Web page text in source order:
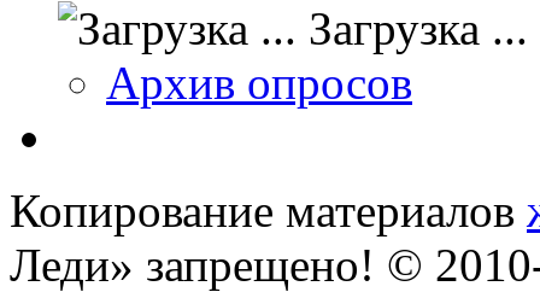
Загрузка ...
Архив опросов
Копирование материалов
Леди» запрещено! ©